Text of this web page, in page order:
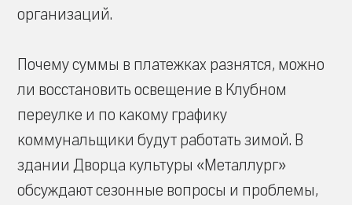
организаций.
Почему суммы в платежках разнятся, можно
ли восстановить освещение в Клубном
переулке и по какому графику
коммунальщики будут работать зимой. В
здании Дворца культуры «Металлург»
обсуждают сезонные вопросы и проблемы,